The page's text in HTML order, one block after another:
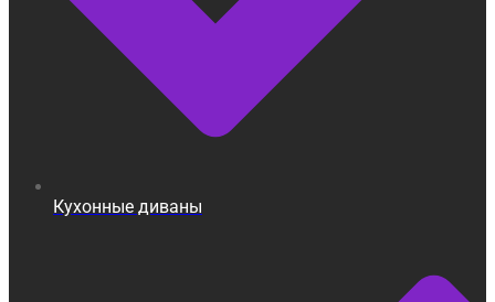
Кухонные диваны